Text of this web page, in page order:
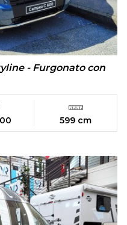
- Furgonato con
599 cm